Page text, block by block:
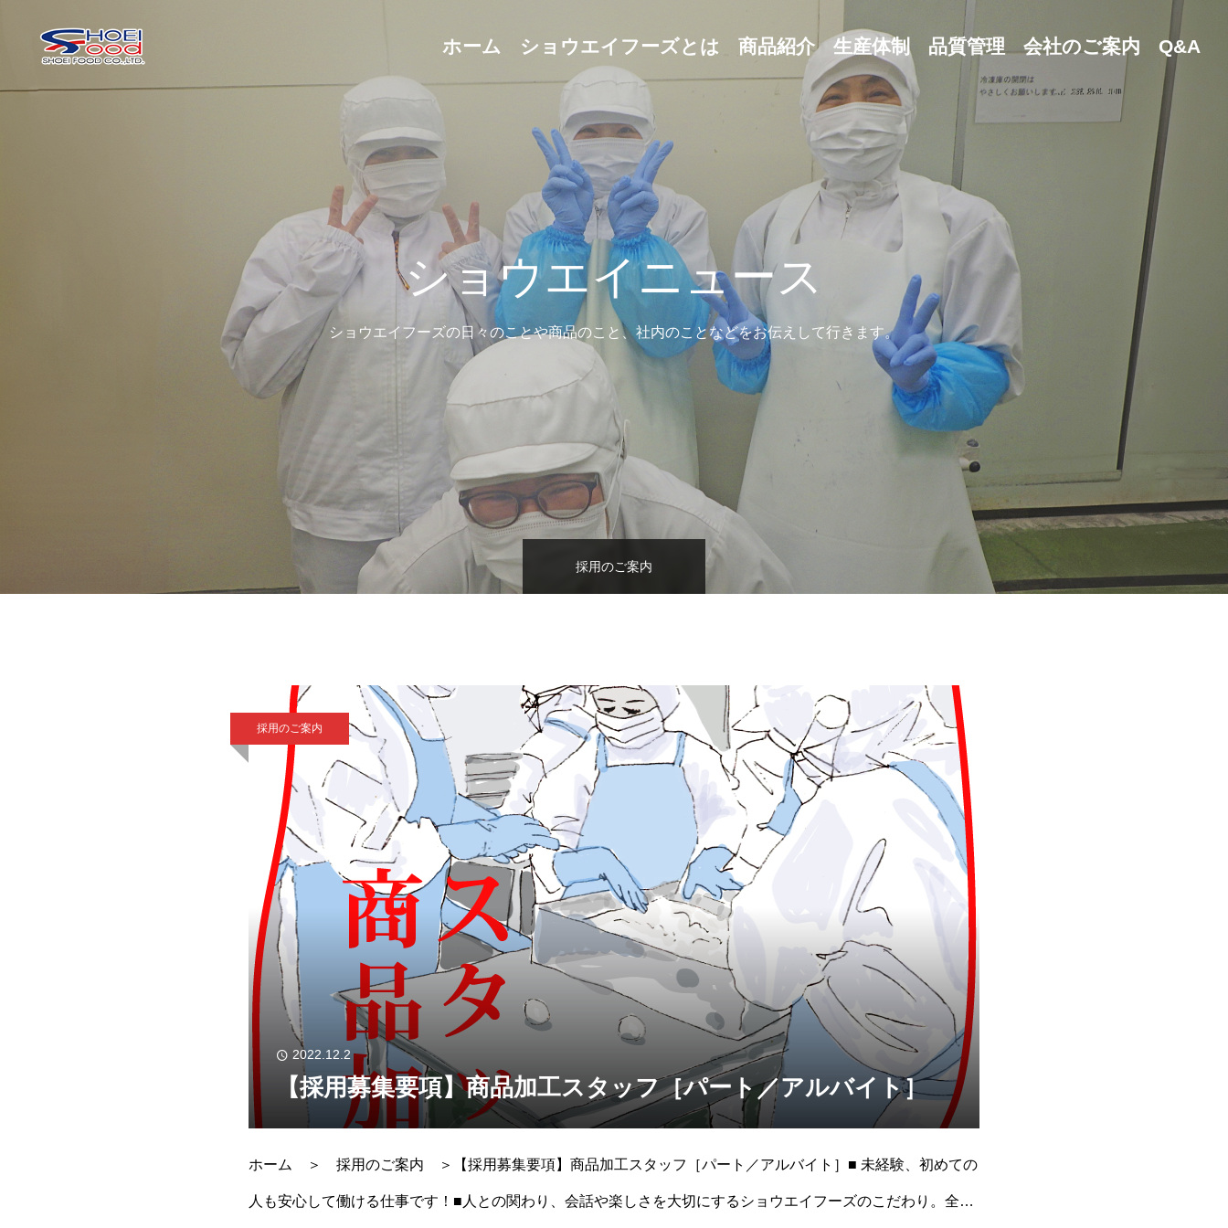
ホーム ショウエイフーズとは 商品紹介 生産体制 品質管理 会社のご案内 Q&A
ショウエイニュース
ショウエイフーズの日々のことや商品のこと、社内のことなどをお伝えして行きます。
採用のご案内
採用のご案内
2022.12.2
【採用募集要項】商品加工スタッフ［パート／アルバイト］
ホーム ＞ 採用のご案内 ＞【採用募集要項】商品加工スタッフ［パート／アルバイト］■ 未経験、初めての
人も安心して働ける仕事です！■人との関わり、会話や楽しさを大切にするショウエイフーズのこだわり。全く